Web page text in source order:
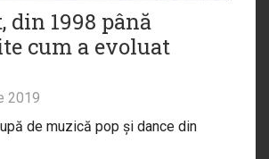
din 1998 până
cum a evoluat
2019
de muzică pop și dance din